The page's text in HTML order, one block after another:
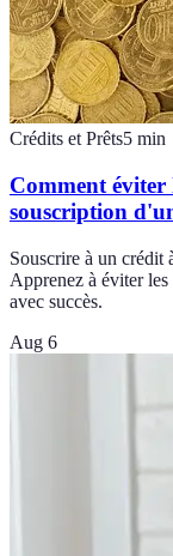
Crédits et Prêts5 min
Comment éviter
souscription
Souscrire à un crédit
Apprenez à éviter
avec succès.
Aug 6